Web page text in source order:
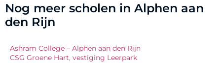
Nog meer scholen in Alphen aan
den Rijn
Ashram College – Alphen aan den Rijn
CSG Groene Hart, vestiging Leerpark